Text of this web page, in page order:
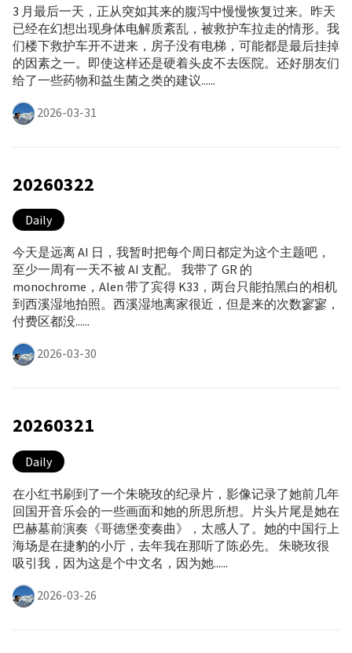
3 月最后一天，正从突如其来的腹泻中慢慢恢复过来。昨天
已经在幻想出现身体电解质紊乱，被救护车拉走的情形。我
们楼下救护车开不进来，房子没有电梯，可能都是最后挂掉
的因素之一。即使这样还是硬着头皮不去医院。还好朋友们
给了一些药物和益生菌之类的建议......
2026-03-31
20260322
Daily
今天是远离 AI 日，我暂时把每个周日都定为这个主题吧，
至少一周有一天不被 AI 支配。 我带了 GR 的
monochrome，Alen 带了宾得 K33，两台只能拍黑白的相机
到西溪湿地拍照。西溪湿地离家很近，但是来的次数寥寥，
付费区都没......
2026-03-30
20260321
Daily
在小红书刷到了一个朱晓玫的纪录片，影像记录了她前几年
回国开音乐会的一些画面和她的所思所想。片头片尾是她在
巴赫墓前演奏《哥德堡变奏曲》，太感人了。她的中国行上
海场是在捷豹的小厅，去年我在那听了陈必先。 朱晓玫很
吸引我，因为这是个中文名，因为她......
2026-03-26